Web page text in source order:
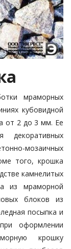
мраморных
кубовидной
от 2 до 3 мм. Ее
декоративных
мозаичных
того, крошка
камнелитых
из мраморной
блоков из
посыпка и
оформлении
крошку